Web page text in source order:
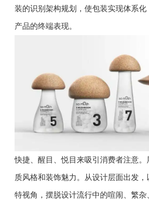
装的识别架构规划，使包装实现体系
产品的终端表现。
快捷、醒目、悦目来吸引消费者注意。
质风格和装饰魅力。从设计层面出发
特视角，摆脱设计流行中的喧闹、繁